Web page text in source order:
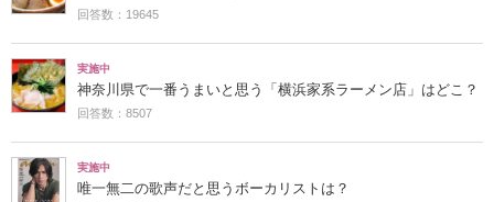
回答数：19645
実施中
神奈川県で一番うまいと思う「横浜家系ラーメン店」はどこ？
回答数：8507
実施中
唯一無二の歌声だと思うボーカリストは？